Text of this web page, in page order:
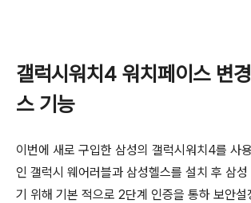
갤럭시워치4 워치페이스 변
스 기능
이번에 새로 구입한 삼성의 갤럭시워치4를 사
인 갤럭시 웨어러블과 삼성헬스를 설치 후 삼
기 위해 기본 적으로 2단계 인증을 통하 보안설